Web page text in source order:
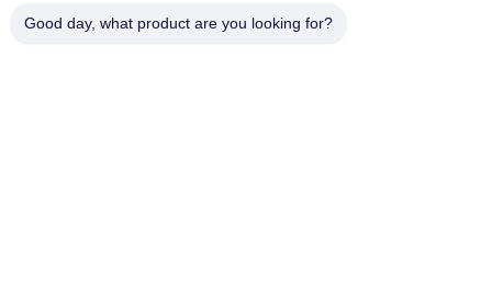
Good day, what product are you looking for?